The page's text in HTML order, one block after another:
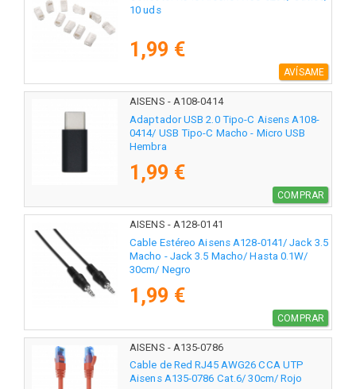
10 uds
1,99 €
AVÍSAME
AISENS - A108-0414
Adaptador USB 2.0 Tipo-C Aisens A108-
0414/ USB Tipo-C Macho - Micro USB
Hembra
1,99 €
COMPRAR
AISENS - A128-0141
Cable Estéreo Aisens A128-0141/ Jack 3.5
Macho - Jack 3.5 Macho/ Hasta 0.1W/
30cm/ Negro
1,99 €
COMPRAR
AISENS - A135-0786
Cable de Red RJ45 AWG26 CCA UTP
Aisens A135-0786 Cat.6/ 30cm/ Rojo